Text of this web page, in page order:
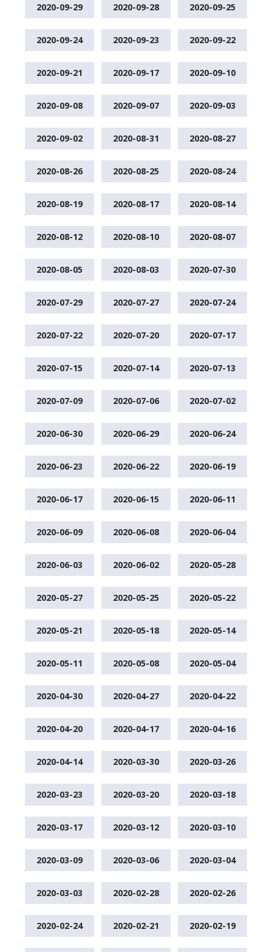
2020-09-29 2020-09-28 2020-09-25
2020-09-24 2020-09-23 2020-09-22
2020-09-21 2020-09-17 2020-09-10
2020-09-08 2020-09-07 2020-09-03
2020-09-02 2020-08-31 2020-08-27
2020-08-26 2020-08-25 2020-08-24
2020-08-19 2020-08-17 2020-08-14
2020-08-12 2020-08-10 2020-08-07
2020-08-05 2020-08-03 2020-07-30
2020-07-29 2020-07-27 2020-07-24
2020-07-22 2020-07-20 2020-07-17
2020-07-15 2020-07-14 2020-07-13
2020-07-09 2020-07-06 2020-07-02
2020-06-30 2020-06-29 2020-06-24
2020-06-23 2020-06-22 2020-06-19
2020-06-17 2020-06-15 2020-06-11
2020-06-09 2020-06-08 2020-06-04
2020-06-03 2020-06-02 2020-05-28
2020-05-27 2020-05-25 2020-05-22
2020-05-21 2020-05-18 2020-05-14
2020-05-11 2020-05-08 2020-05-04
2020-04-30 2020-04-27 2020-04-22
2020-04-20 2020-04-17 2020-04-16
2020-04-14 2020-03-30 2020-03-26
2020-03-23 2020-03-20 2020-03-18
2020-03-17 2020-03-12 2020-03-10
2020-03-09 2020-03-06 2020-03-04
2020-03-03 2020-02-28 2020-02-26
2020-02-24 2020-02-21 2020-02-19